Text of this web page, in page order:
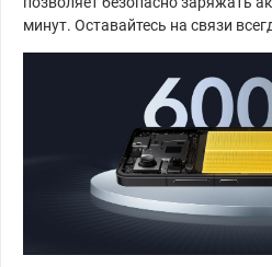
минут. Оставайтесь на связи